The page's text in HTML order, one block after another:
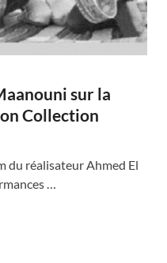
sur la
Collection
du réalisateur Ahmed El
…